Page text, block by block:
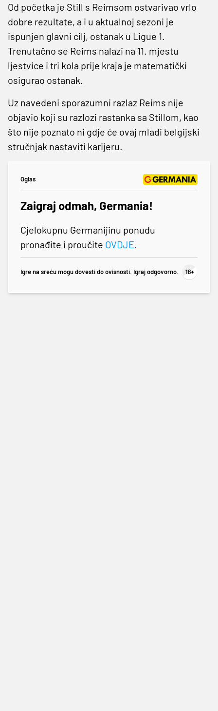
Od početka je Still s Reimsom ostvarivao vrlo
dobre rezultate, a i u aktualnoj sezoni je
ispunjen glavni cilj, ostanak u Ligue 1.
Trenutačno se Reims nalazi na 11. mjestu
ljestvice i tri kola prije kraja je matematički
osigurao ostanak.
Uz navedeni sporazumni razlaz Reims nije
objavio koji su razlozi rastanka sa Stillom, kao
što nije poznato ni gdje će ovaj mladi belgijski
stručnjak nastaviti karijeru.
Oglas
Zaigraj odmah, Germania!
Cjelokupnu Germanijinu ponudu
pronađite i proučite OVDJE.
Igre na sreću mogu dovesti do ovisnosti. Igraj odgovorno.